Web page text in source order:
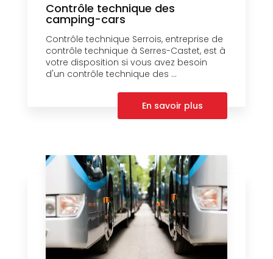
Contrôle technique des
camping-cars
Contrôle technique Serrois, entreprise de
contrôle technique à Serres-Castet, est à
votre disposition si vous avez besoin
d'un contrôle technique des ...
En savoir plus